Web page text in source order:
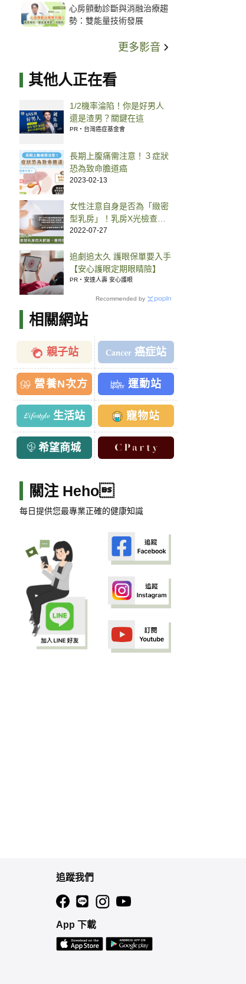
解析支架種類、風險與選擇
關鍵
心房顫動診斷與消融治療趨
勢：雙能量技術發展
更多影音
其他人正在看
1/2機率淪陷！你是好男人
還是渣男？關鍵在這
PR・台灣癌症基金會
長期上腹痛需注意！３症狀
恐為致命膽道癌
2023-02-13
女性注意自身是否為「緻密
型乳房」！乳房X光檢查檢
查仍不夠
2022-07-27
追劇追太久 護眼保單要入手
【安心護眼定期眼睛險】
PR・安達人壽 安心護眼
Recommended by
相關網站
親子站 癌症站
營養N次方 運動站
生活站 寵物站
希望商城
關注 Heho
每日提供您最專業正確的健康知識
追蹤我們
App 下載